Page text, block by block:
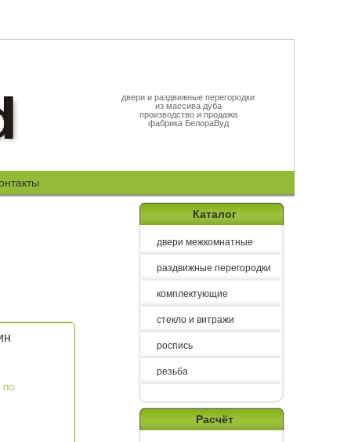
двери и раздвижные перегородки
из массива дуба
производство и продажа
фабрика БелораВуд
Каталог
двери межкомнатные
раздвижные перегородки
комплектующие
стекло и витражи
роспись
резьба
Расчёт
ПО